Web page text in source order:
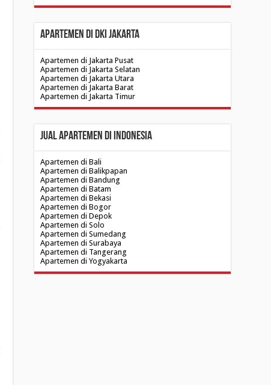
Apartemen di DKI Jakarta
Apartemen di Jakarta Pusat
Apartemen di Jakarta Selatan
Apartemen di Jakarta Utara
Apartemen di Jakarta Barat
Apartemen di Jakarta Timur
Jual Apartemen di Indonesia
Apartemen di Bali
Apartemen di Balikpapan
Apartemen di Bandung
Apartemen di Batam
Apartemen di Bekasi
Apartemen di Bogor
Apartemen di Depok
Apartemen di Solo
Apartemen di Sumedang
Apartemen di Surabaya
Apartemen di Tangerang
Apartemen di Yogyakarta